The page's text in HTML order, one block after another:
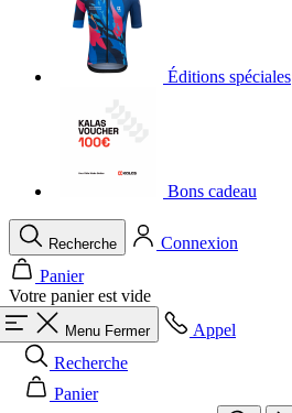
Éditions spéciales
Bons cadeau
Recherche
Connexion
Panier
Votre panier est vide
Menu Fermer
Appel
Recherche
Panier